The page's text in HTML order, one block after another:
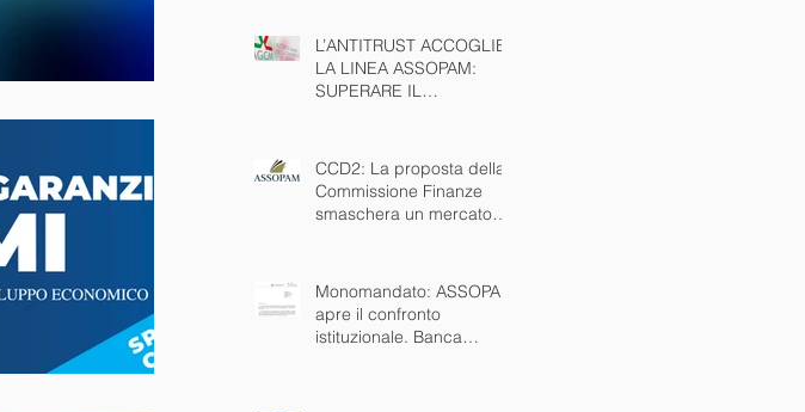
L’ANTITRUST ACCOGLIE
LA LINEA ASSOPAM:
SUPERARE IL
NAZIONALE
CCD2: La proposta della
Commissione Finanze
smaschera un mercato
monomandato
Monomandato: ASSOPAM
apre il confronto
istituzionale. Banca